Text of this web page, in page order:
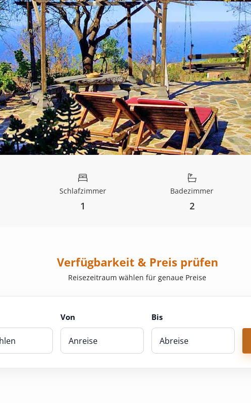
Schlafzimmer
1
Badezimmer
2
Verfügbarkeit & Preis prüfen
Reisezeitraum wählen für genaue Preise
Von Bis